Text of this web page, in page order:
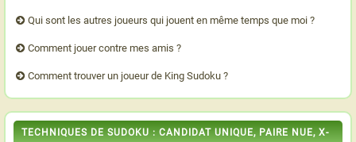
Qui sont les autres joueurs qui jouent en même temps que moi ?
Comment jouer contre mes amis ?
Comment trouver un joueur de King Sudoku ?
TECHNIQUES DE SUDOKU : CANDIDAT UNIQUE, PAIRE NUE, X-